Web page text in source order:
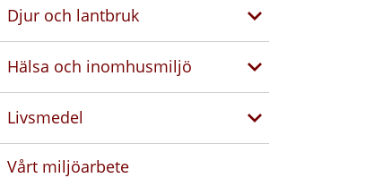
Djur och lantbruk
Hälsa och inomhusmiljö
Livsmedel
Vårt miljöarbete